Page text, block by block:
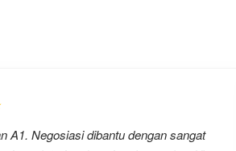
A1. Negosiasi dibantu dengan sangat